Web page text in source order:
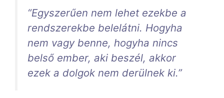
“Egyszerűen nem lehet ezekbe a
rendszerekbe belelátni. Hogyha
nem vagy benne, hogyha nincs
belső ember, aki beszél, akkor
ezek a dolgok nem derülnek ki.”